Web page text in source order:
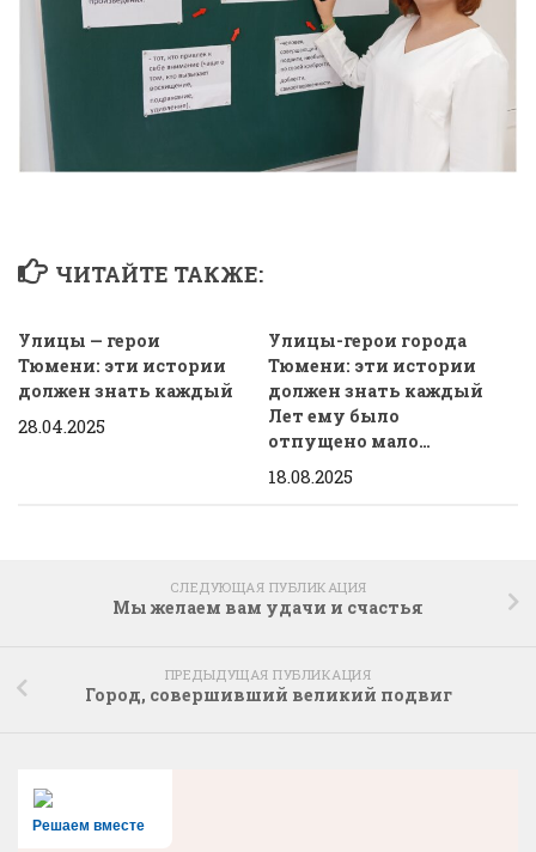
ЧИТАЙТЕ ТАКЖЕ:
Улицы — герои
Тюмени: эти истории
должен знать каждый
28.04.2025
Улицы-герои города
Тюмени: эти истории
должен знать каждый
Лет ему было
отпущено мало…
18.08.2025
СЛЕДУЮЩАЯ ПУБЛИКАЦИЯ
Мы желаем вам удачи и счастья
ПРЕДЫДУЩАЯ ПУБЛИКАЦИЯ
Город, совершивший великий подвиг
Решаем вместе